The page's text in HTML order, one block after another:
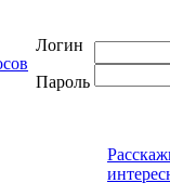
Логин
Пароль